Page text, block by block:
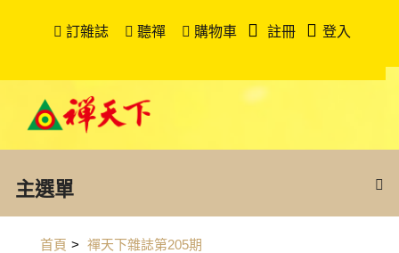
訂雜誌 聽禪 購物車 註冊 登入
主選單
首頁 > 禪天下雜誌第205期